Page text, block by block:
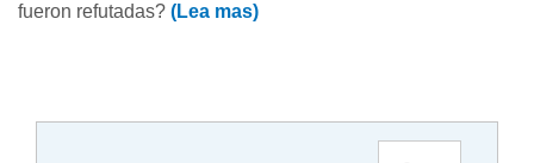
fueron refutadas? (Lea mas)